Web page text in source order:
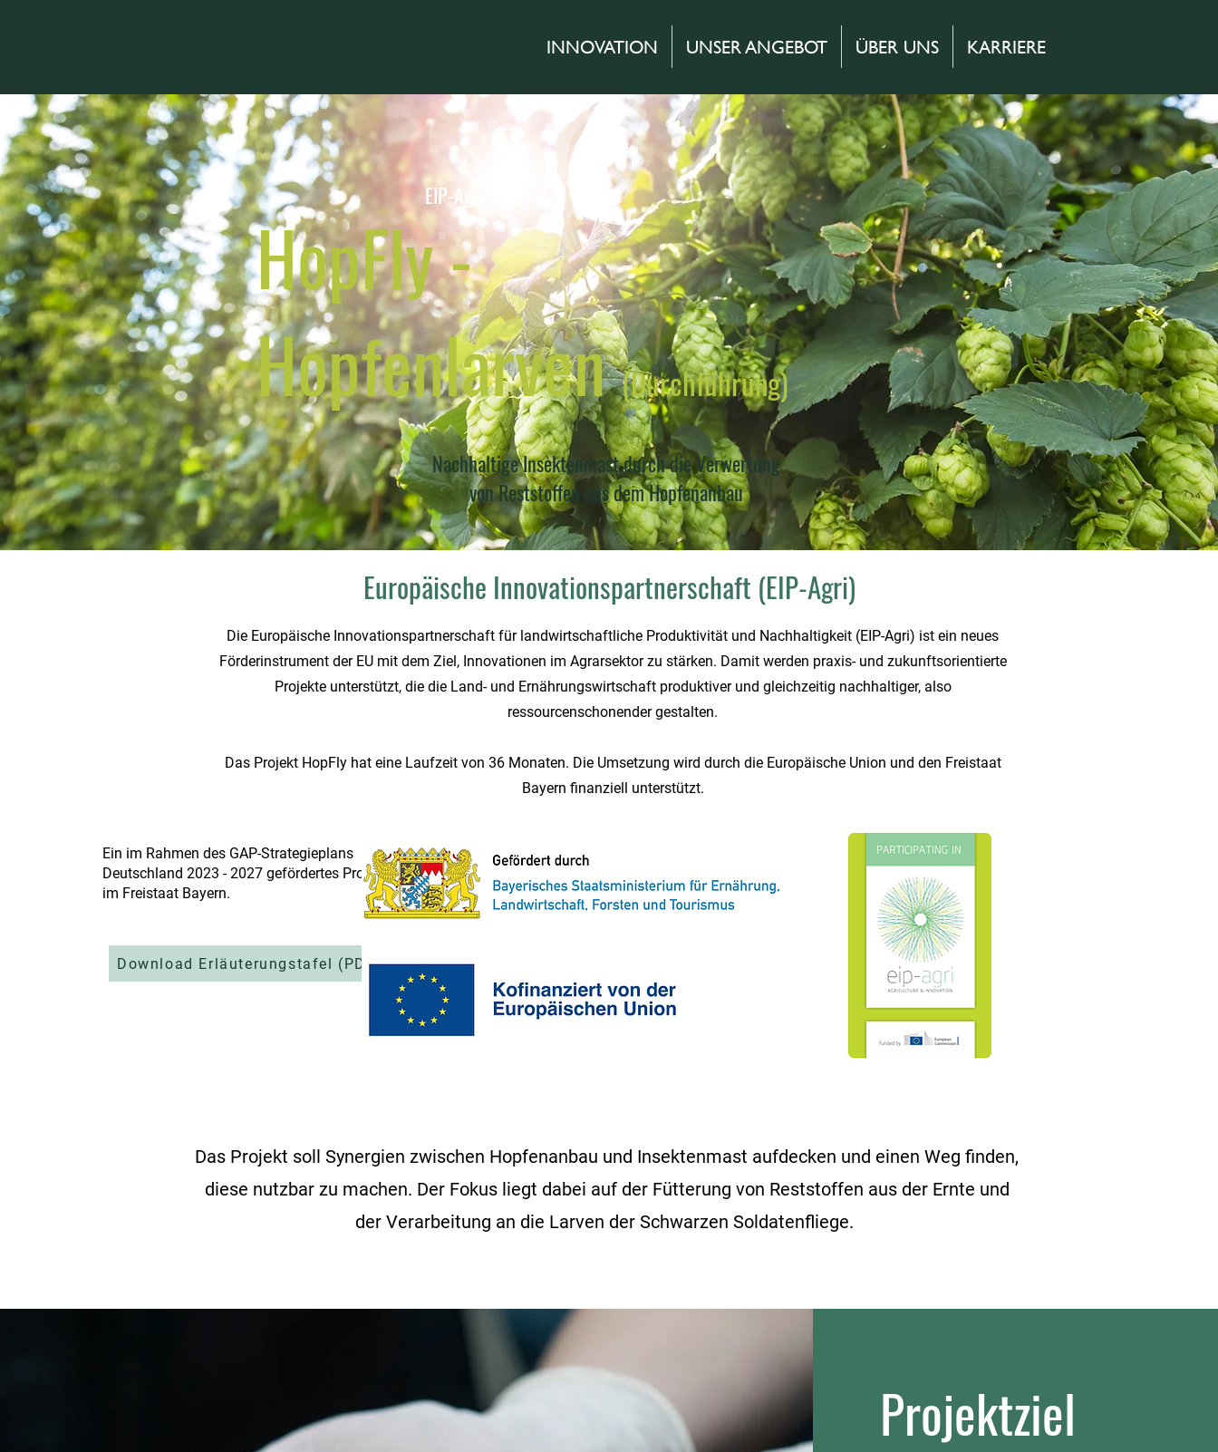
INNOVATION UNSER ANGEBOT ÜBER UNS KARRIERE
HopFly -
Hopfenlarven(Durchführung)
EIP-Agri
Nachhaltige Insektenmast durch die Verwertung
von Reststoffen aus dem Hopfenanbau
Europäische Innovationspartnerschaft (EIP-Agri)
Die Europäische Innovationspartnerschaft für landwirtschaftliche Produktivität und Nachhaltigkeit (EIP-Agri) ist ein neues
Förderinstrument der EU mit dem Ziel, Innovationen im Agrarsektor zu stärken. Damit werden praxis- und zukunftsorientierte
Projekte unterstützt, die die Land- und Ernährungswirtschaft produktiver und gleichzeitig nachhaltiger, also
ressourcenschonender gestalten.
Das Projekt HopFly hat eine Laufzeit von 36 Monaten. Die Umsetzung wird durch die Europäische Union und den Freistaat
Bayern finanziell unterstützt.
Ein im Rahmen des GAP-Strategieplans
Deutschland 2023 - 2027 gefördertes Projekt
im Freistaat Bayern.
Download Erläuterungstafel (PDF)
Das Projekt soll Synergien zwischen Hopfenanbau und Insektenmast aufdecken und einen Weg finden,
diese nutzbar zu machen. Der Fokus liegt dabei auf der Fütterung von Reststoffen aus der Ernte und
der Verarbeitung an die Larven der Schwarzen Soldatenfliege.
Projektziel